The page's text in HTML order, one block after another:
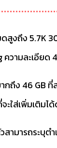
ดสูงถึง 5.7K
ความละเอียด
กถึง 46 GB ที่
ะใส่เพิ่มเติมไ
สามารถระบุต